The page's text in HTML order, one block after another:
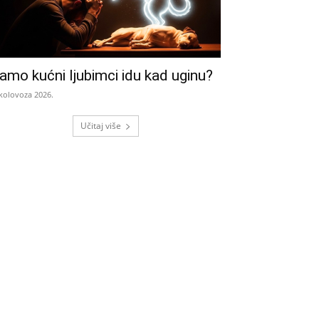
kućni ljubimci idu kad uginu?
2026.
Učitaj više